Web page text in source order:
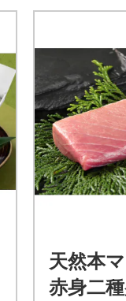
天然本
赤身二